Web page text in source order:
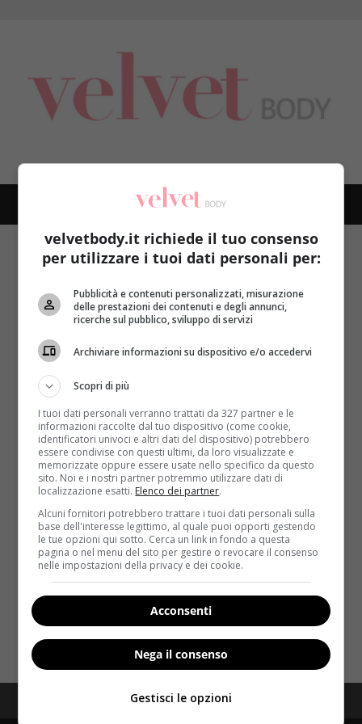
MENU
Home anale
anale
Sesso
Sesso anale, in Italia è boom: sempre più
donne scelgono di provare
Redazione 17 Aprile 2015
Secondo una ricerca pubblicata da The Journal...
Read More
Disclaimer Privacy Policy
velvetbody.it richiede il tuo consenso
per utilizzare i tuoi dati personali per:
Pubblicità e contenuti personalizzati, misurazione
delle prestazioni dei contenuti e degli annunci,
ricerche sul pubblico, sviluppo di servizi
Archiviare informazioni su dispositivo e/o accedervi
Scopri di più
I tuoi dati personali verranno trattati da 327 partner e le
informazioni raccolte dal tuo dispositivo (come cookie,
identificatori univoci e altri dati del dispositivo) potrebbero
essere condivise con questi ultimi, da loro visualizzate e
memorizzate oppure essere usate nello specifico da questo
sito. Noi e i nostri partner potremmo utilizzare dati di
localizzazione esatti. Elenco dei partner.
Alcuni fornitori potrebbero trattare i tuoi dati personali sulla
base dell'interesse legittimo, al quale puoi opporti gestendo
le tue opzioni qui sotto. Cerca un link in fondo a questa
pagina o nel menu del sito per gestire o revocare il consenso
nelle impostazioni della privacy e dei cookie.
Acconsenti
Nega il consenso
Gestisci le opzioni